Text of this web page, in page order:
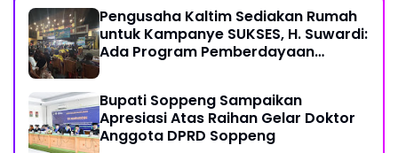
Pengusaha Kaltim Sediakan Rumah
untuk Kampanye SUKSES, H. Suwardi:
Ada Program Pemberdayaan
Bupati Soppeng Sampaikan
Apresiasi Atas Raihan Gelar Doktor
Anggota DPRD Soppeng